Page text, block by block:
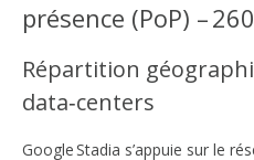
présence (PoP) –
Répartition
data‑centers
Google Stadia s’appuie sur le